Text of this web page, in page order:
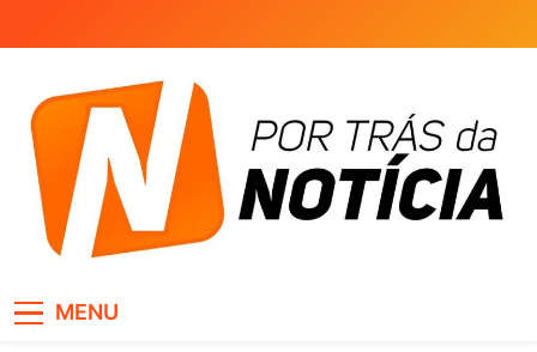
Por Trás da Notícia
MENU